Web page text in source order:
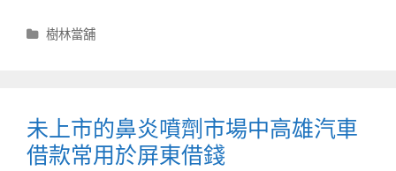
分
樹林當舖
未上市的鼻炎噴劑市場中高雄汽車
借款常用於屏東借錢